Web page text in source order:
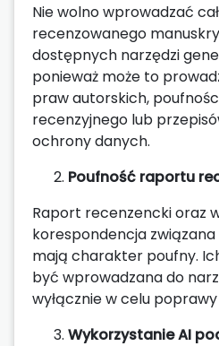
Nie wolno wprowadzać
recenzowanego
dostępnych narzędzi
ponieważ może to
praw autorskich,
recenzyjnego lub
ochrony danych.
Poufność raportu
Raport recenzencki oraz
korespondencja
mają charakter poufny.
być wprowadzana do
wyłącznie w celu
Wykorzystanie AI